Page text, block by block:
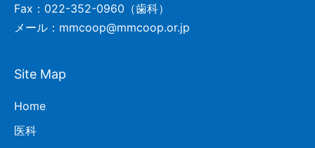
Fax：022-352-0960（歯科）
メール：mmcoop@mmcoop.or.jp
Site Map
Home
医科